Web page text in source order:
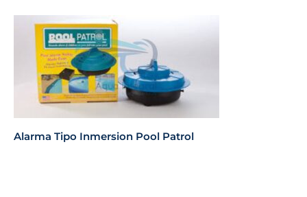
Alarma Tipo Inmersion Pool Patrol